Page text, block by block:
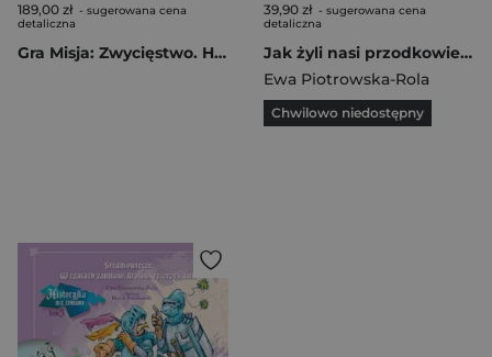
189,00 zł - sugerowana cena
detaliczna
Gra Misja: Zwycięstwo. Historia bez cenzury
39,90 zł - sugerowana cena
detaliczna
Jak żyli nasi przodkowie? Historyjka bez cenzury. Tom 1
Ewa Piotrowska-Rola
Chwilowo niedostępny